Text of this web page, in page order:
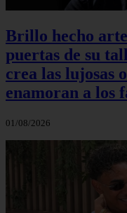
Brillo hecho
puertas de su
crea las lujosas
enamoran a los
01/08/2026